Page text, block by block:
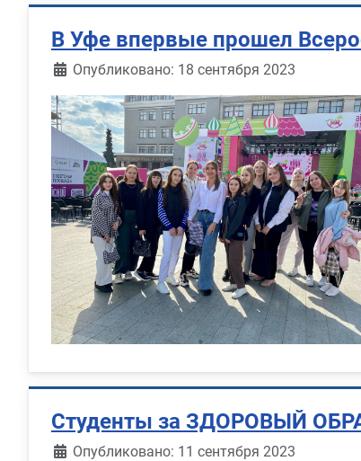
В Уфе впервые прошел
Информация о материале
Опубликовано: 18 сентября 2023
Студенты за ЗДОРОВЫЙ
Информация о материале
Опубликовано: 11 сентября 2023